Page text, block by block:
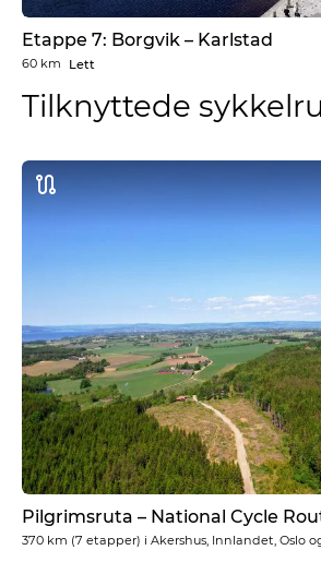
Etappe 7: Borgvik – Karlstad
60 km Lett
Tilknyttede
Pilgrimsruta – National Cycle
370 km (7 etapper) i Akershus, Innlandet, Oslo